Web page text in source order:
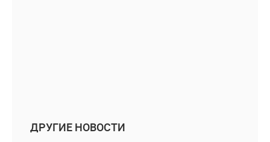
ДРУГИЕ НОВОСТИ